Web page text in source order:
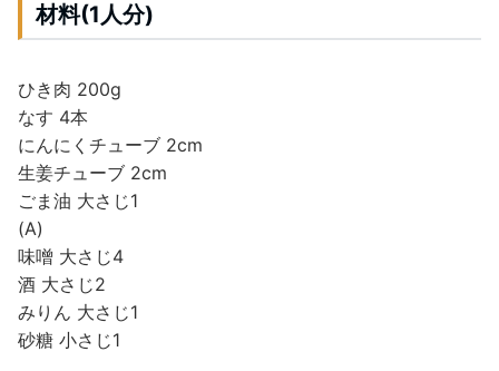
材料(1人分)
ひき肉 200g
なす 4本
にんにくチューブ 2cm
生姜チューブ 2cm
ごま油 大さじ1
(A)
味噌 大さじ4
酒 大さじ2
みりん 大さじ1
砂糖 小さじ1